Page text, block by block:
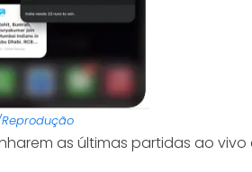
as últimas partidas ao